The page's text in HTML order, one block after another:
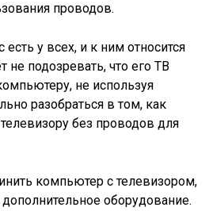
проводов.
у всех, и к ним относится
подозревать, что его ТВ
не используя
разобраться в том, как
без проводов для
компьютер с телевизором,
оборудование.